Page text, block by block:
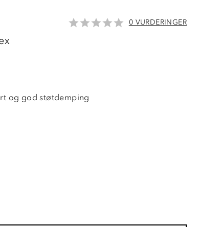
0 VURDERINGER
og god støtdemping